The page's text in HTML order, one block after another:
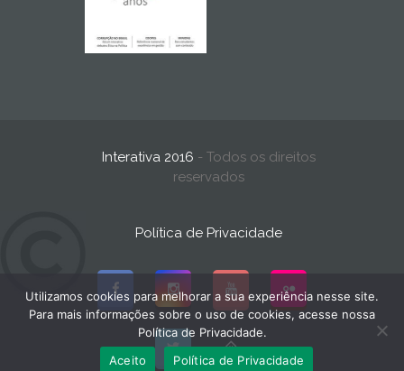
Interativa 2016 - Todos os direitos
reservados
Política de Privacidade
Utilizamos cookies para melhorar a sua experiência nesse site.
Para mais informações sobre o uso de cookies, acesse nossa
Política de Privacidade.
Aceito
Política de Privacidade